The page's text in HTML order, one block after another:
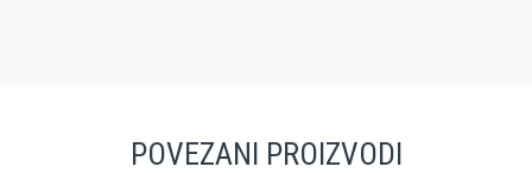
POVEZANI PROIZVODI